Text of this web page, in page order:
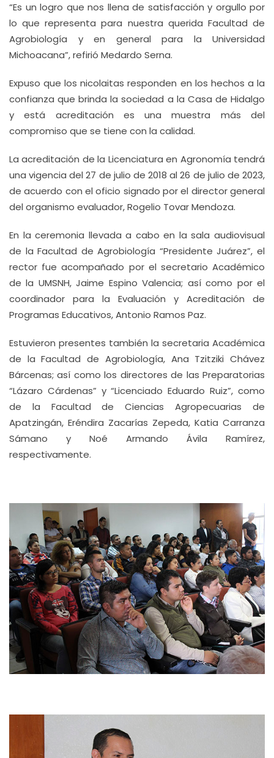
“Es un logro que nos llena de satisfacción y orgullo por
lo que representa para nuestra querida Facultad de
Agrobiología y en general para la Universidad
Michoacana”, refirió Medardo Serna.
Expuso que los nicolaitas responden en los hechos a la
confianza que brinda la sociedad a la Casa de Hidalgo
y está acreditación es una muestra más del
compromiso que se tiene con la calidad.
La acreditación de la Licenciatura en Agronomía tendrá
una vigencia del 27 de julio de 2018 al 26 de julio de 2023,
de acuerdo con el oficio signado por el director general
del organismo evaluador, Rogelio Tovar Mendoza.
En la ceremonia llevada a cabo en la sala audiovisual
de la Facultad de Agrobiología “Presidente Juárez”, el
rector fue acompañado por el secretario Académico
de la UMSNH, Jaime Espino Valencia; así como por el
coordinador para la Evaluación y Acreditación de
Programas Educativos, Antonio Ramos Paz.
Estuvieron presentes también la secretaria Académica
de la Facultad de Agrobiología, Ana Tzitziki Chávez
Bárcenas; así como los directores de las Preparatorias
“Lázaro Cárdenas” y “Licenciado Eduardo Ruiz”, como
de la Facultad de Ciencias Agropecuarias de
Apatzingán, Eréndira Zacarías Zepeda, Katia Carranza
Sámano y Noé Armando Ávila Ramírez,
respectivamente.